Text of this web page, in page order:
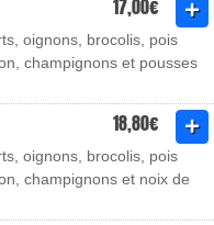
17,00€
oignons, brocolis, pois
champignons et pousses
18,80€
oignons, brocolis, pois
champignons et noix de